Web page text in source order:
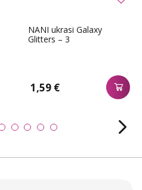
NANI ukrasi Galaxy
Glitters – 3
1,59 €